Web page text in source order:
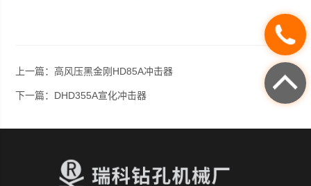
上一篇：高风压黑金刚HD85A冲击器
下一篇： DHD355A宣化冲击器